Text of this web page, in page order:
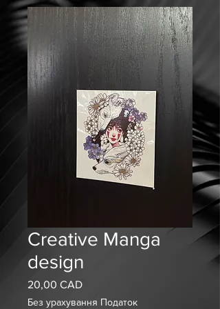
Creative Manga
design
20,00 CADЦіна
Без урахування Податок